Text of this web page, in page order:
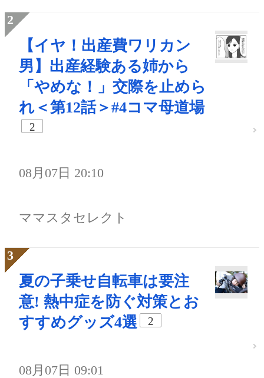
【イヤ！出産費ワリカン
男】出産経験ある姉から
「やめな！」交際を止めら
れ＜第12話＞#4コマ母道場
2
08月07日 20:10
ママスタセレクト
夏の子乗せ自転車は要注
意! 熱中症を防ぐ対策とお
すすめグッズ4選
2
08月07日 09:01